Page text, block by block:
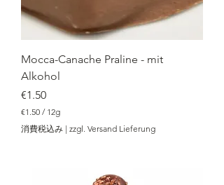
Mocca-Canache Praline - mit
Alkohol
価格
€1.50
€1.50 / 12g
€
1
消費税込み | zzgl. Versand Lieferung